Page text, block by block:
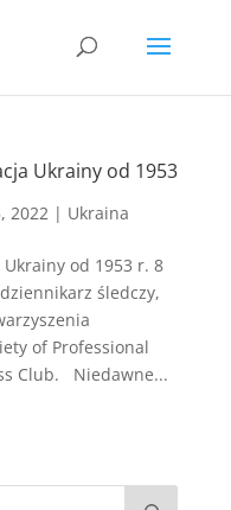
Ukrainy od 1953
2022| Ukraina
od 1953 r. 8
śledczy,
of Professional
Club. Niedawne...